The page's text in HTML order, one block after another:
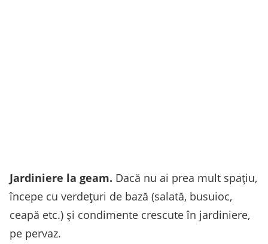
Jardiniere la geam. Dacă nu ai prea mult spaţiu,
începe cu verdeţuri de bază (salată, busuioc,
ceapă etc.) şi condimente crescute în jardiniere,
pe pervaz.